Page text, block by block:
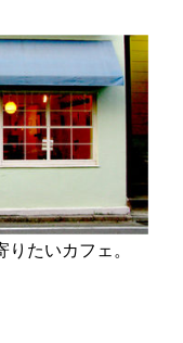
たいカフェ。